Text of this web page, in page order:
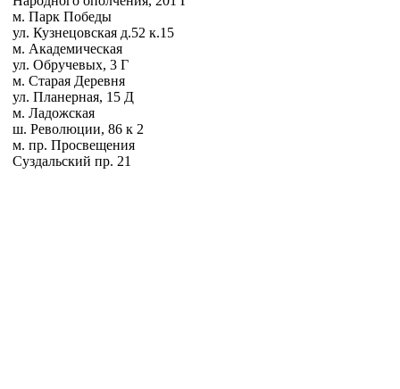
м. Парк Победы
ул. Кузнецовская д.52 к.15
м. Академическая
ул. Обручевых, 3 Г
м. Старая Деревня
ул. Планерная, 15 Д
м. Ладожская
ш. Революции, 86 к 2
м. пр. Просвещения
Суздальский пр. 21